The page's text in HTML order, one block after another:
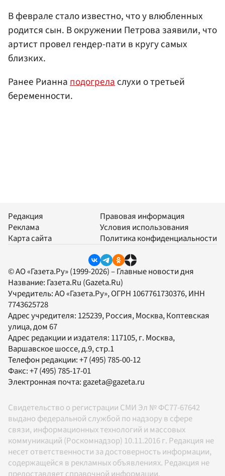
В феврале стало известно, что у влюбленных
родится сын. В окружении Петрова заявили, что
артист провел гендер-пати в кругу самых
близких.
Ранее Рианнаподогреласлухи о третьей
беременности.
Редакция
Реклама
Карта сайта
Правовая информация
Условия использования
Политика конфиденциальности
© АО «Газета.Ру» (1999-2026) – Главные новости дня
Название: Газета.Ru (Gazeta.Ru)
Учредитель:АО «Газета.Ру», ОГРН 1067761730376, ИНН
7743625728
Адрес учредителя: 125239, Россия, Москва, Коптевская
улица, дом 67
Адрес редакции и издателя: 117105, г. Москва,
Варшавское шоссе, д.9, стр.1
Телефон редакции:+7 (495) 785-00-12
Факс:+7 (495) 785-17-01
Электронная почта: gazeta@gazeta.ru
Свидетельство о регистрации СМИ Эл № ФС77-67642
выдано федеральной службой по надзору в сфере
связи, информационных технологий и массовых
коммуникаций (Роскомнадзор) 10.11.2016 г. Редакция не
несет ответственности за достоверность информации,
содержащейся в рекламных объявлениях. Редакция не